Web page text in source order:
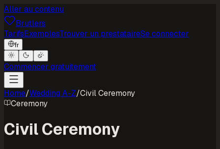
Aller au contenu
Brutlers
TarifsExemplesTrouver un prestataireSe connecter
fr
Commencer gratuitement
Home/Wedding A-Z/Civil Ceremony
Ceremony
Civil Ceremony